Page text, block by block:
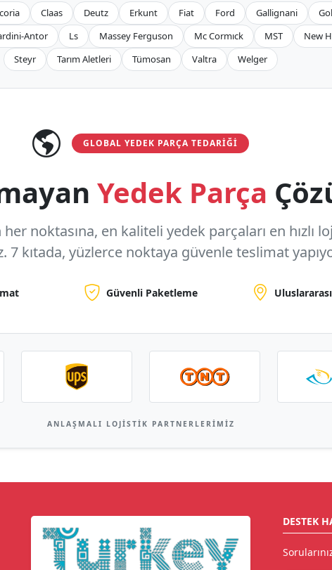
Claas Deutz Erkunt Fiat Ford Gallignani
Antor Ls Massey Ferguson Mc Cormıck MST New
Steyr
Tarım Aletleri Tümosan Valtra Welger
GLOBAL YEDEK PARÇA TEDARIĞI
Yedek Parça
noktasına, en kaliteli yedek parçaları en hızlı
7 kıtada, yüzlerce noktaya güvenle teslimat
Güvenli Paketleme
ANLAŞMALI LOJISTIK PARTNERLERIMIZ
DESTEK